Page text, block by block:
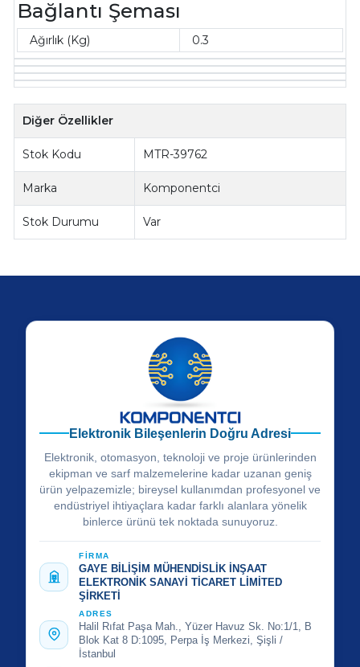
Bağlantı Şeması
Ağırlık (Kg) 0.3
Diğer Özellikler
Stok Kodu MTR-39762
Marka Komponentci
Stok Durumu Var
Elektronik Bileşenlerin Doğru Adresi
Elektronik, otomasyon, teknoloji ve proje ürünlerinden
ekipman ve sarf malzemelerine kadar uzanan geniş
ürün yelpazemizle; bireysel kullanımdan profesyonel ve
endüstriyel ihtiyaçlara kadar farklı alanlara yönelik
binlerce ürünü tek noktada sunuyoruz.
FİRMA
GAYE BİLİŞİM MÜHENDİSLİK İNŞAAT
ELEKTRONİK SANAYİ TİCARET LİMİTED
ŞİRKETİ
ADRES
Halil Rıfat Paşa Mah., Yüzer Havuz Sk. No:1/1, B
Blok Kat 8 D:1095, Perpa İş Merkezi, Şişli /
İstanbul